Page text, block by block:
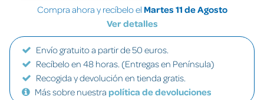
Compra ahora y recíbelo el Martes 11 de Agosto
Ver detalles
Envío gratuito a partir de 50 euros.
Recíbelo en 48 horas. (Entregas en Península)
Recogida y devolución en tienda gratis.
Más sobre nuestra política de devoluciones